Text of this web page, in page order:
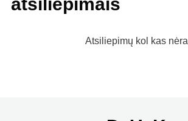
Atsiliepimų kol kas nėra